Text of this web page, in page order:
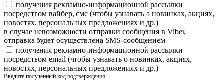
получения рекламно-информационной рассылки
посредством вайбер, смс (чтобы узнавать о новинках, акциях,
новостях, персональных предложениях и др.)
в случае невозможности отправки сообщения в Viber,
отправка будет осуществлена SMS-сообщением
получения рекламно-информационной рассылки
посредством email (чтобы узнавать о новинках, акциях,
новостях, персональных предложениях и др.)
Введите полученный код подтверждения